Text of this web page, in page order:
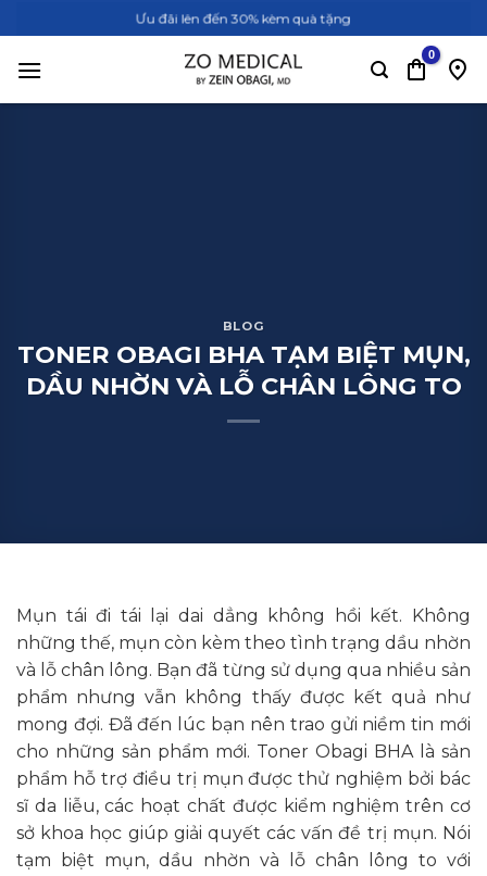
qua
nội
Ưu đãi lên đến 30% kèm quà tặng
BLOG
TONER OBAGI BHA TẠM BIỆT MỤN,
DẦU NHỜN VÀ LỖ CHÂN LÔNG TO
Mụn tái đi tái lại dai dẳng không hồi kết. Không
những thế, mụn còn kèm theo tình trạng dầu nhờn
và lỗ chân lông. Bạn đã từng sử dụng qua nhiều sản
phẩm nhưng vẫn không thấy được kết quả như
mong đợi. Đã đến lúc bạn nên trao gửi niềm tin mới
cho những sản phẩm mới. Toner Obagi BHA là sản
phẩm hỗ trợ điều trị mụn được thử nghiệm bởi bác
sĩ da liễu, các hoạt chất được kiểm nghiệm trên cơ
sở khoa học giúp giải quyết các vấn đề trị mụn. Nói
tạm biệt mụn, dầu nhờn và lỗ chân lông to với